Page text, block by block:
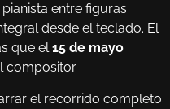
entre figuras
desde el teclado. El
que el15 de mayo
compositor.
el recorrido completo